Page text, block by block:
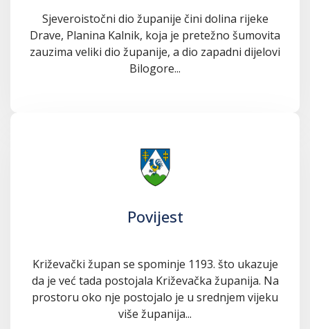
Sjeveroistočni dio županije čini dolina rijeke
Drave, Planina Kalnik, koja je pretežno šumovita
zauzima veliki dio županije, a dio zapadni dijelovi
Bilogore...
Povijest
Križevački župan se spominje 1193. što ukazuje
da je već tada postojala Križevačka županija. Na
prostoru oko nje postojalo je u srednjem vijeku
više županija...